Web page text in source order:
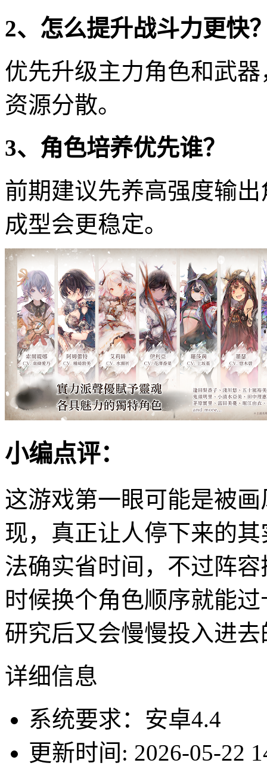
2、怎么提升战斗力更快
优先升级主力角色和武
资源分散。
3、角色培养优先谁？
前期建议先养高强度输
成型会更稳定。
小编点评：
这游戏第一眼可能是被
现，真正让人停下来的
法确实省时间，不过阵
时候换个角色顺序就能
研究后又会慢慢投入进
详细信息
系统要求：安卓4.4
更新时间: 2026-05-22